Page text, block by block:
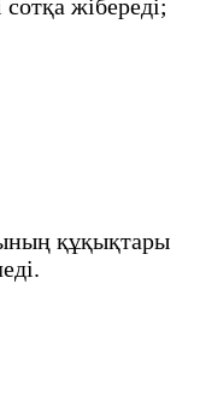
жібереді;
құқықтары